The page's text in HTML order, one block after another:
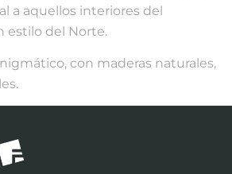
a aquellos interiores del
estilo del Norte.
con maderas naturales,